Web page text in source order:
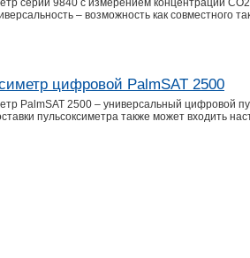
серии 9840 с измерением концентрации
– возможность как совместного
цифровой PalmSAT 2500
PalmSAT 2500 – универсальный цифровой
пульсоксиметра также может входить